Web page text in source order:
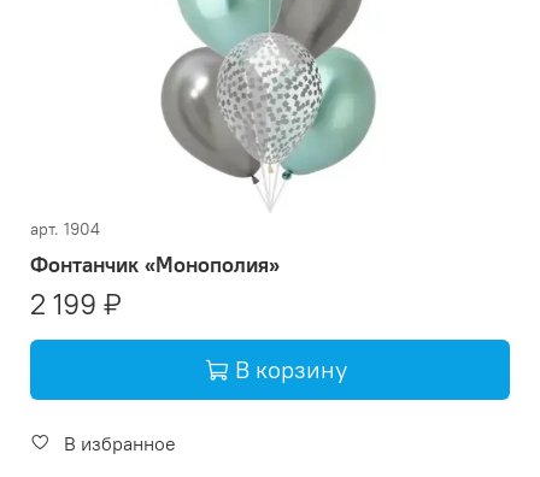
арт. 1904
Фонтанчик «Монополия»
2 199 ₽
Добавить в корзину:
В корзину
В избранное